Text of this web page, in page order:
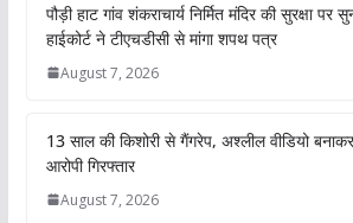
पौड़ी हाट गांव शंकराचार्य निर्मित मंदिर की सुरक्षा पर
हाईकोर्ट ने टीएचडीसी से मांगा शपथ पत्र
August 7, 2026
13 साल की किशोरी से गैंगरेप, अश्लील वीडियो
आरोपी गिरफ्तार
August 7, 2026